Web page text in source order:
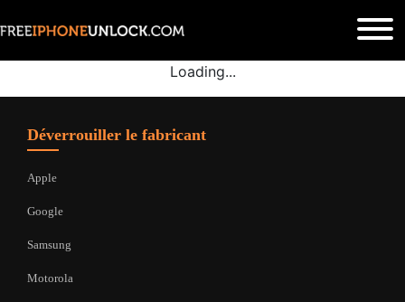
Loading...
Déverrouiller le fabricant
Apple
Google
Samsung
Motorola